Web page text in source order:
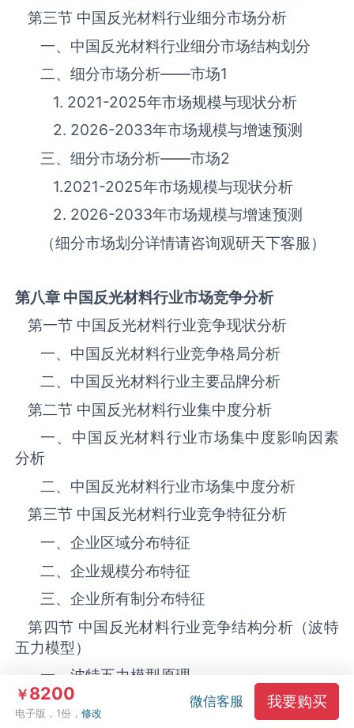
第三节 中国反光材料‌‌‌行业细分市场分析
一、中国反光材料‌‌‌行业细分市场结构划分
二、细分市场分析——市场1
1. 2021-2025年市场规模与现状分析
2. 2026-2033年市场规模与增速预测
三、细分市场分析——市场2
1.2021-2025年市场规模与现状分析
2. 2026-2033年市场规模与增速预测
（细分市场划分详情请咨询观研天下客服）
第八章 中国反光材料行业市场竞争分析
第一节 中国反光材料‌‌‌行业竞争现状分析
一、中国反光材料‌‌‌行业竞争格局分析
二、中国反光材料‌‌‌行业主要品牌分析
第二节 中国反光材料‌‌‌行业集中度分析
一、中国反光材料‌‌‌行业市场集中度影响因素
分析
二、中国反光材料‌‌‌行业市场集中度分析
第三节 中国反光材料‌‌‌行业竞争特征分析
一、企业区域分布特征
二、企业规模分布特征
三、企业所有制分布特征
第四节 中国反光材料‌‌‌行业竞争结构分析（波特
五力模型）
一、波特五力模型原理
二、供应商议价能力
￥8200
电子版，1份，修改
微信客服 我要购买